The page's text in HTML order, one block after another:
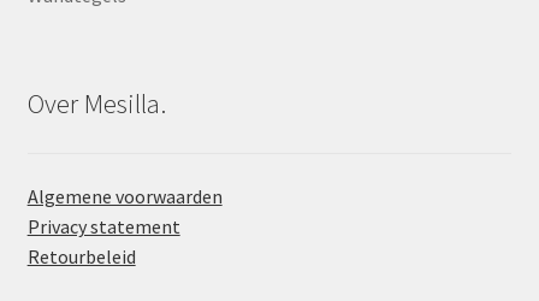
Over Mesilla.
Algemene voorwaarden
Privacy statement
Retourbeleid